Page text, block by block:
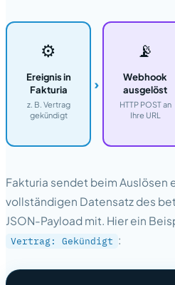
⚙️
Ereignis in
Fakturia
z. B. Vertrag
gekündigt
›
📡
Webhook
ausgelöst
HTTP POST an
Ihre URL
Fakturia sendet beim Auslösen
vollständigen Datensatz des
JSON-Payload mit. Hier ein
Vertrag: Gekündigt :